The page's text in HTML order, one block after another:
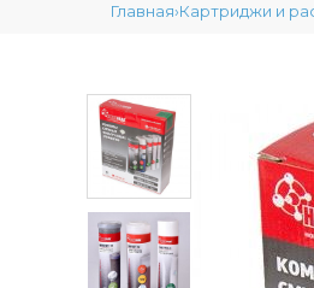
Главная Картриджи и